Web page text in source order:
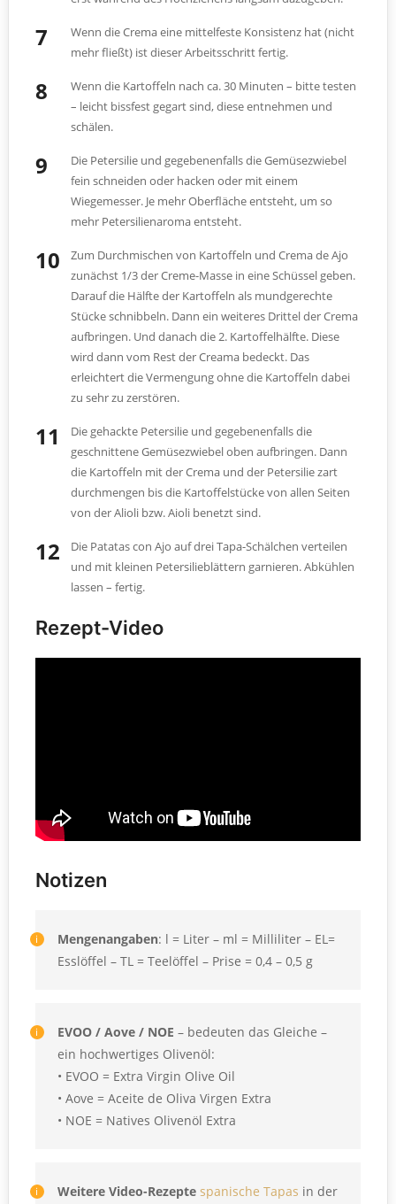
Wenn die Crema eine mittelfeste Konsistenz hat (nicht
mehr fließt) ist dieser Arbeitsschritt fertig.
Wenn die Kartoffeln nach ca. 30 Minuten – bitte testen
– leicht bissfest gegart sind, diese entnehmen und
schälen.
Die Petersilie und gegebenenfalls die Gemüsezwiebel
fein schneiden oder hacken oder mit einem
Wiegemesser. Je mehr Oberfläche entsteht, um so
mehr Petersilienaroma entsteht.
Zum Durchmischen von Kartoffeln und Crema de Ajo
zunächst 1/3 der Creme-Masse in eine Schüssel geben.
Darauf die Hälfte der Kartoffeln als mundgerechte
Stücke schnibbeln. Dann ein weiteres Drittel der Crema
aufbringen. Und danach die 2. Kartoffelhälfte. Diese
wird dann vom Rest der Creama bedeckt. Das
erleichtert die Vermengung ohne die Kartoffeln dabei
zu sehr zu zerstören.
Die gehackte Petersilie und gegebenenfalls die
geschnittene Gemüsezwiebel oben aufbringen. Dann
die Kartoffeln mit der Crema und der Petersilie zart
durchmengen bis die Kartoffelstücke von allen Seiten
von der Alioli bzw. Aioli benetzt sind.
Die Patatas con Ajo auf drei Tapa-Schälchen verteilen
und mit kleinen Petersilieblättern garnieren. Abkühlen
lassen – fertig.
Rezept-Video
Notizen
Mengenangaben: l = Liter – ml = Milliliter – EL=
Esslöffel – TL = Teelöffel – Prise = 0,4 – 0,5 g
EVOO / Aove / NOE – bedeuten das Gleiche –
ein hochwertiges Olivenöl:
• EVOO = Extra Virgin Olive Oil
• Aove = Aceite de Oliva Virgen Extra
• NOE = Natives Olivenöl Extra
Weitere Video-Rezepte spanische Tapas in der